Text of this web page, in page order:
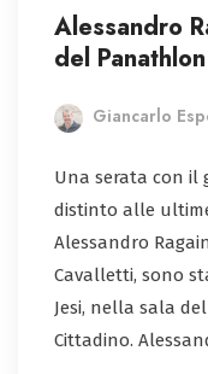
Alessandro
del
Giancarlo
Una serata con il
distinto alle
Alessandro
Cavalletti, sono
Jesi, nella sala
Cittadino.